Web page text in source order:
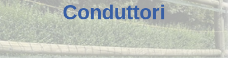
Conduttori